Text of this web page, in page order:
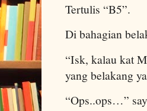
Tertulis “B5”.
Di bahagian
“Isk, kalau kat
yang belakang
“Ops..ops…”